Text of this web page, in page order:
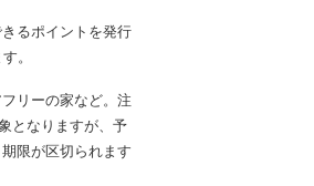
るポイントを発行
。
リーの家など。注
となりますが、予
限が区切られます